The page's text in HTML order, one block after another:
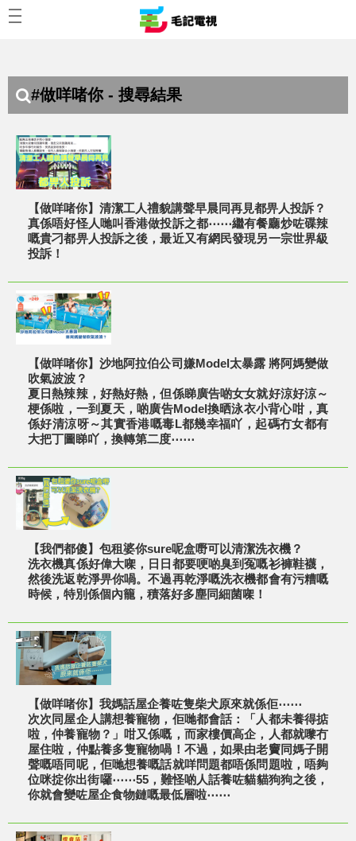
#做咩啫你 - 搜尋結果
【做咩啫你】清潔工人禮貌講聲早晨同再見都畀人投訴？
真係唔好怪人哋叫香港做投訴之都⋯⋯繼有餐廳炒咗碟辣
嘅貴刁都畀人投訴之後，最近又有網民發現另一宗世界級
投訴！
【做咩啫你】沙地阿拉伯公司嫌Model太暴露 將阿媽變做
吹氣波波？
夏日熱辣辣，好熱好熱，但係睇廣告啲女女就好涼好涼～
梗係啦，一到夏天，啲廣告Model換晒泳衣小背心咁，真
係好清涼呀～其實香港嘅毒L都幾幸福吖，起碼冇女都有
大把丁圖睇吖，換轉第二度⋯⋯
【我們都傻】包租婆你sure呢盒嘢可以清潔洗衣機？
洗衣機真係好偉大㗎，日日都要哽啲臭到冤嘅衫褲鞋襪，
然後洗返乾淨畀你喎。不過再乾淨嘅洗衣機都會有污糟嘅
時候，特別係個內籠，積落好多塵同細菌㗎！
【做咩啫你】我媽話屋企養咗隻柴犬原來就係佢⋯⋯
次次同屋企人講想養寵物，佢哋都會話：「人都未養得掂
啦，仲養寵物？」咁又係嘅，而家樓價高企，人都就嚟冇
屋住啦，仲點養多隻寵物喎！不過，如果由老竇同媽子開
聲嘅唔同呢，佢哋想養嘅話就咩問題都唔係問題啦，唔夠
位咪掟你出街囉⋯⋯55，難怪啲人話養咗貓貓狗狗之後，
你就會變咗屋企食物鏈嘅最低層啦⋯⋯